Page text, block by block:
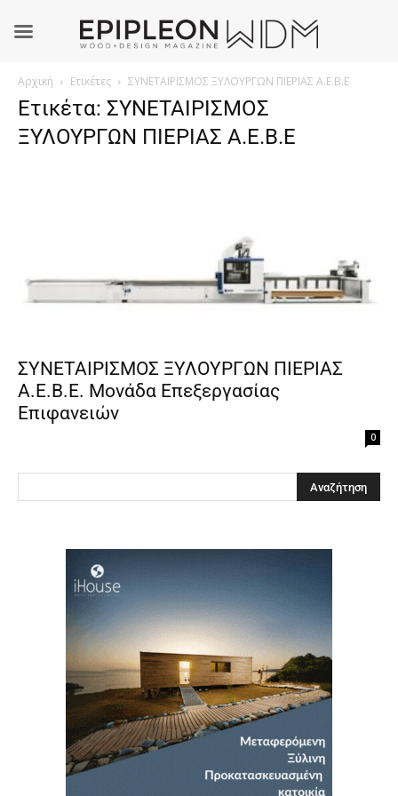
Αρχική Ετικέτες ΣΥΝΕΤΑΙΡΙΣΜΟΣ ΞΥΛΟΥΡΓΩΝ ΠΙΕΡΙΑΣ Α.Ε.Β.Ε
Ετικέτα: ΣΥΝΕΤΑΙΡΙΣΜΟΣ
ΞΥΛΟΥΡΓΩΝ ΠΙΕΡΙΑΣ Α.Ε.Β.Ε
ΣΥΝΕΤΑΙΡΙΣΜΟΣ ΞΥΛΟΥΡΓΩΝ ΠΙΕΡΙΑΣ
Α.Ε.Β.Ε. Μονάδα Επεξεργασίας
Επιφανειών
0